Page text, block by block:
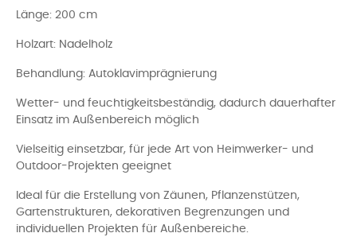
Länge: 200 cm
Holzart: Nadelholz
Behandlung: Autoklavimprägnierung
Wetter- und feuchtigkeitsbeständig, dadurch dauerhafter
Einsatz im Außenbereich möglich
Vielseitig einsetzbar, für jede Art von Heimwerker- und
Outdoor-Projekten geeignet
Ideal für die Erstellung von Zäunen, Pflanzenstützen,
Gartenstrukturen, dekorativen Begrenzungen und
individuellen Projekten für Außenbereiche.